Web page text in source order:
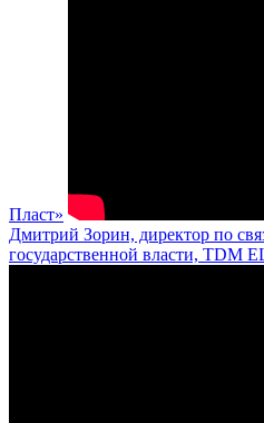
Пласт»
Дмитрий Зорин, директор по
государственной власти, TDM